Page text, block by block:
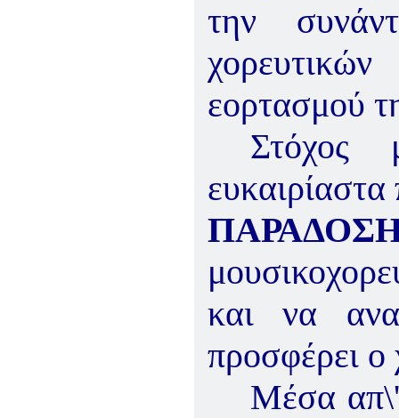
την
εορτασμού
Στόχος
ευκαιρίαστα
και να
προσφέρει ο
Μέσα απ\'